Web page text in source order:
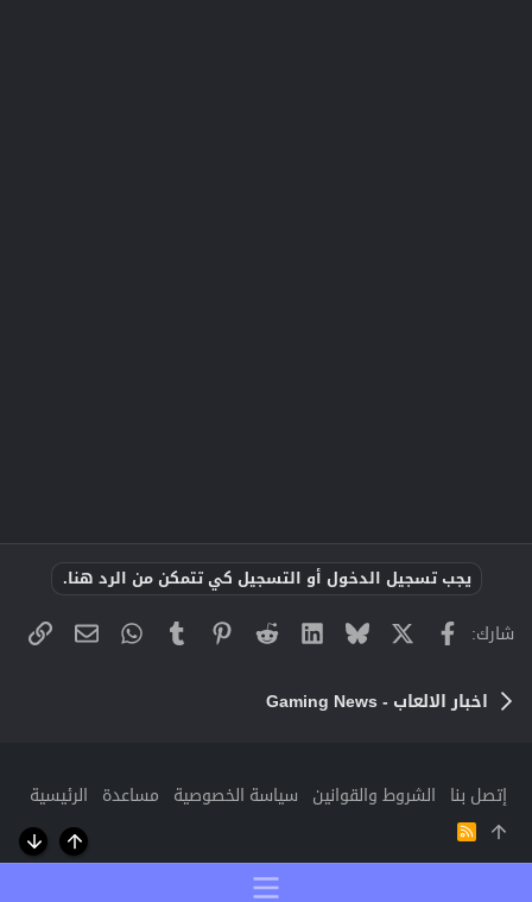
يجب تسجيل الدخول أو التسجيل كي تتمكن من الرد هنا.
شارك: فيسبوك Bluesky
LinkedIn
Reddit
Pinterest
Tumblr
WhatsApp
البريد
اخبار الالعاب - Gaming News
إتصل بنا الشروط والقوانين سياسة الخصوصية مساعدة الرئيسية
R
أعلى